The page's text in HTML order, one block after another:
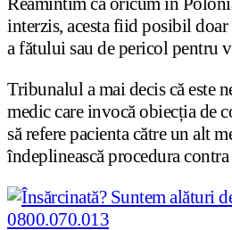
interzis, acesta fiid posibil
a fătului sau de pericol pentru
Tribunalul a mai decis că este
medic care invocă obiecția de
să refere pacienta către un alt
îndeplinească procedura contra